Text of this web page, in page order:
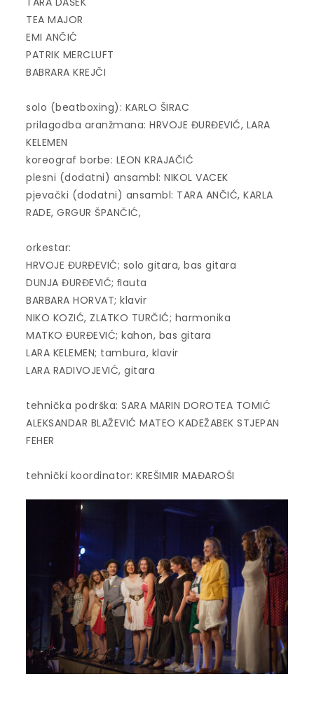
TEA MAJOR
EMI ANČIĆ
PATRIK MERCLUFT
BABRARA KREJČI
solo (beatboxing): KARLO ŠIRAC
prilagodba aranžmana: HRVOJE ĐURĐEVIĆ, LARA
KELEMEN
koreograf borbe: LEON KRAJAČIĆ
plesni (dodatni) ansambl: NIKOL VACEK
pjevački (dodatni) ansambl: TARA ANČIĆ, KARLA
RADE, GRGUR ŠPANČIĆ,
orkestar:
HRVOJE ĐURĐEVIĆ; solo gitara, bas gitara
DUNJA ĐURĐEVIĆ; ﬂauta
BARBARA HORVAT; klavir
NIKO KOZIĆ, ZLATKO TURČIĆ; harmonika
MATKO ĐURĐEVIĆ; kahon, bas gitara
LARA KELEMEN; tambura, klavir
LARA RADIVOJEVIĆ, gitara
tehnička podrška: SARA MARIN DOROTEA TOMIĆ
ALEKSANDAR BLAŽEVIĆ MATEO KADEŽABEK STJEPAN
FEHER
tehnički koordinator: KREŠIMIR MAĐAROŠI